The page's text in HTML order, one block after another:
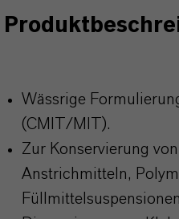
Wässrige
(CMIT/MIT).
Zur Konservierung
Anstrichmitteln,